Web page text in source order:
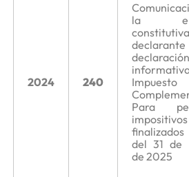
2024 240
la
constitutiva
declaración
Impuesto
Para
impositivos
del 31 de
de 2025